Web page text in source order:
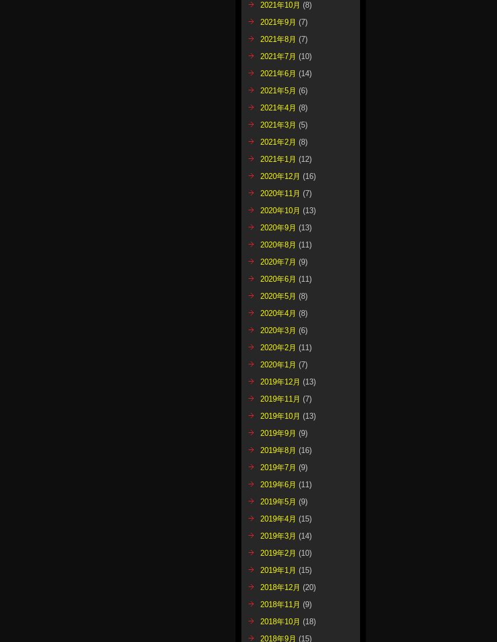
2021年10月 (8)
2021年9月 (7)
2021年8月 (7)
2021年7月 (10)
2021年6月 (14)
2021年5月 (6)
2021年4月 (8)
2021年3月 (5)
2021年2月 (8)
2021年1月 (12)
2020年12月 (16)
2020年11月 (7)
2020年10月 (13)
2020年9月 (13)
2020年8月 (11)
2020年7月 (9)
2020年6月 (11)
2020年5月 (8)
2020年4月 (8)
2020年3月 (6)
2020年2月 (11)
2020年1月 (7)
2019年12月 (13)
2019年11月 (7)
2019年10月 (13)
2019年9月 (9)
2019年8月 (16)
2019年7月 (9)
2019年6月 (11)
2019年5月 (9)
2019年4月 (15)
2019年3月 (14)
2019年2月 (10)
2019年1月 (15)
2018年12月 (20)
2018年11月 (9)
2018年10月 (18)
2018年9月 (15)